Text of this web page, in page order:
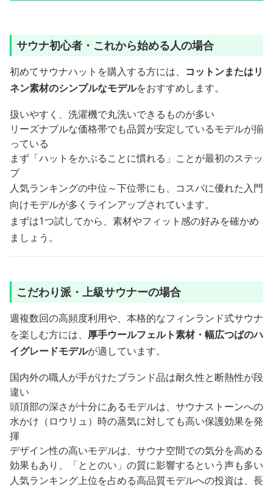
サウナ初心者・これから始める人の場合
初めてサウナハットを購入する方には、 コットンまたはリ
ネン素材のシンプルなモデルをおすすめします。
扱いやすく、洗濯機で丸洗いできるものが多い
リーズナブルな価格帯でも品質が安定しているモデルが揃
っている
まず「ハットをかぶることに慣れる」ことが最初のステッ
プ
人気ランキングの中位～下位帯にも、コスパに優れた入門
向けモデルが多くラインアップされています。
まずは1つ試してから、素材やフィット感の好みを確かめ
ましょう。
こだわり派・上級サウナーの場合
週複数回の高頻度利用や、本格的なフィンランド式サウナ
を楽しむ方には、 厚手ウールフェルト素材・幅広つばのハ
イグレードモデルが適しています。
国内外の職人が手がけたブランド品は耐久性と断熱性が段
違い
頭頂部の深さが十分にあるモデルは、サウナストーンへの
水かけ（ロウリュ）時の蒸気に対しても高い保護効果を発
揮
デザイン性の高いモデルは、サウナ空間での気分を高める
効果もあり、「ととのい」の質に影響するという声も多い
人気ランキング上位を占める高品質モデルへの投資は、長